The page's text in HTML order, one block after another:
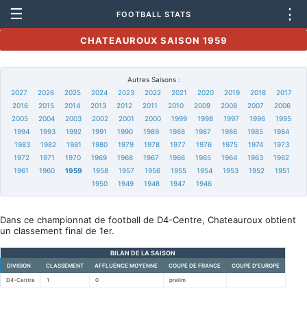
☰ FOOTBALL STATS ⋮
CHATEAUROUX SAISON 1959
Autres Saisons :
2027
2026 2025 2024 2023 2022 2021 2020 2019 2018
2017
2016
2015 2014 2013 2012 2011 2010 2009 2008 2007
2006
2005
2004 2003 2002 2001 2000 1999 1998 1997 1996
1995
1994
1993 1992 1991 1990 1989 1988 1987 1986 1985
1984
1983
1982 1981 1980 1979 1978 1977 1976 1975 1974
1973
1972
1971 1970 1969 1968 1967 1966 1965 1964 1963
1962
1961
1960 1959 1958 1957 1956 1955 1954 1953 1952
1951
1950
1949 1948 1947 1946
Dans ce championnat de football de D4-Centre, Chateauroux obtient
un classement final de 1er.
BILAN DE LA SAISON
DIVISION CLASSEMENT AFFLUENCE MOYENNE COUPE DE FRANCE COUPE D'EUROPE
D4-Centre 1 0 prelim